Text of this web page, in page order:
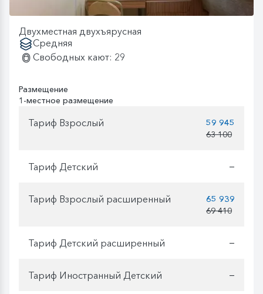
Двухместная двухъярусная
Средняя
Свободных кают: 29
Размещение
1-местное размещение
Тариф Взрослый
59 945
63 100
Тариф Детский —
Тариф Взрослый расширенный
65 939
69 410
Тариф Детский расширенный —
Тариф Иностранный Детский —